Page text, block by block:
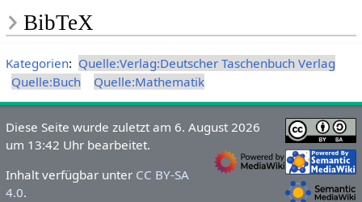
BibTeX
Kategorien: Quelle:Verlag:Deutscher Taschenbuch Verlag
Quelle:Buch
Quelle:Mathematik
Diese Seite wurde zuletzt am 6. August 2026
um 13:42 Uhr bearbeitet.
Inhalt verfügbar unter CC BY-SA
4.0.